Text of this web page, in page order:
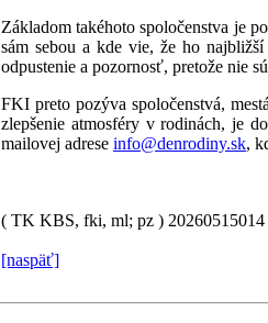
Základom takéhoto spoločenstva je
sám sebou a kde vie, že ho
odpustenie a pozornosť, pretože nie
FKI preto pozýva spoločenstvá,
zlepšenie atmosféry v rodinách, je
mailovej adrese info@denrodiny.sk,
( TK KBS, fki, ml; pz )
[naspäť]